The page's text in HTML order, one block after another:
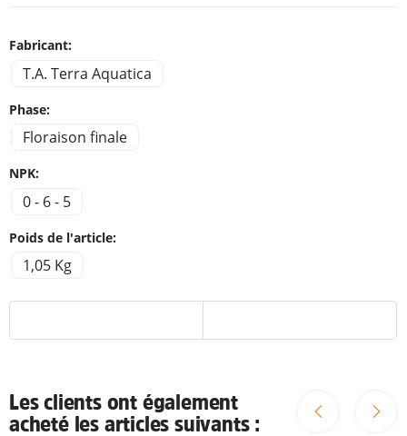
Fabricant:
T.A. Terra Aquatica
Phase:
Floraison finale
NPK:
0 - 6 - 5
Poids de l'article:
1,05 Kg
Les clients ont également
acheté les articles suivants :